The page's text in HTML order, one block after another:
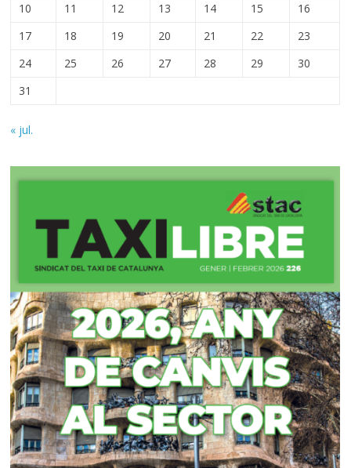
10
11 12 13 14 15
16
17
18 19 20 21 22
23
24
25 26 27 28 29
30
31
« jul.